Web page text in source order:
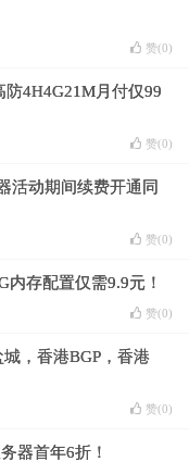
赞(0)
4H4G21M月付仅99
赞(0)
活动期间续费开通同
赞(0)
存配置仅需9.9元！
赞(0)
，香港BGP，香港
赞(0)
器首年6折！